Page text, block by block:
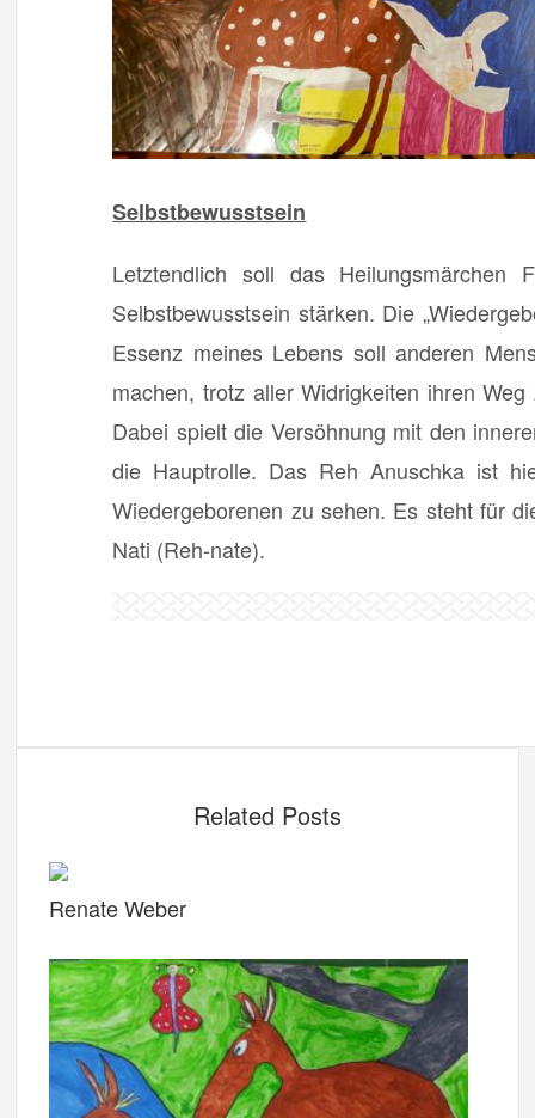
Selbstbewusstsein
Letztendlich soll das Heilungsmärchen
Selbstbewusstsein stärken. Die
Essenz meines Lebens soll anderen
machen, trotz aller Widrigkeiten ihren Weg
Dabei spielt die Versöhnung mit den
die Hauptrolle. Das Reh Anuschka ist
Wiedergeborenen zu sehen. Es steht für
Nati (Reh-nate).
Related Posts
Renate Weber